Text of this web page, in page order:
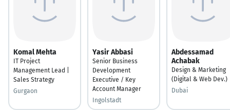
Komal Mehta
IT Project
Management Lead |
Sales Strategy
Gurgaon
Yasir Abbasi
Senior Business
Development
Executive / Key
Account Manager
Ingolstadt
Abdessamad
Achabak
Design & Marketing
(Digital & Web Dev.)
Dubai